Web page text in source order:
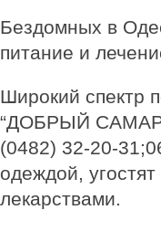
Бездомных в
питание и
Широкий спектр
“ДОБРЫЙ
(0482) 32-20-
одеждой,
лекарствами.